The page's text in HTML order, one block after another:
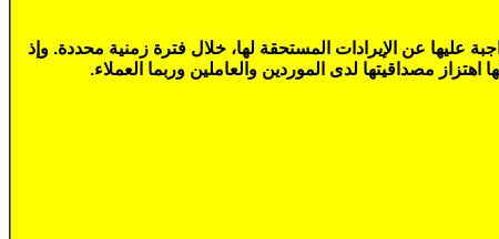
عليها عن الإيرادات المستحقة لها، خلال فترة زمنية محددة. وإذ
مصداقيتها لدى الموردين والعاملين وربما العملاء.